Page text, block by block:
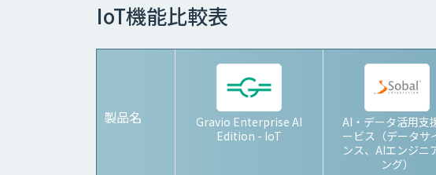
IoT機能比較表
製品名
Gravio Enterprise AI
Edition - IoT
AI・データ活用支
ービス（データサ
ンス、AIエンジニ
ング）